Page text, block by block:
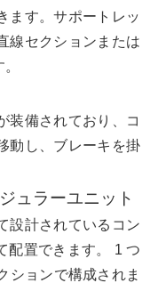
ます。サポートレッ
線セクションまたは
装備されており、コ
動し、ブレーキを掛
ュラーユニット
設計されているコン
配置できます。 1 つ
ションで構成されま